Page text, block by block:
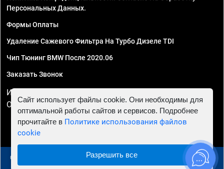
Персональных Данных.
Формы Оплаты
Удаление Сажевого Фильтра На Турбо Дизеле TDI
Чип Тюнинг BMW После 2020.06
Заказать Звонок
ИП Смирнов Георгий Павлович. ИНН 781302555843,
ОГРНИП 324470400032610
© 2010 - 2026 Чип тюнинг в Москве и МО - Автосервис
Сайт использует файлы cookie. Они необходимы для
оптимальной работы сайтов и сервисов. Подробнее
прочитайте в Политике использования файлов
cookie
Разрешить все